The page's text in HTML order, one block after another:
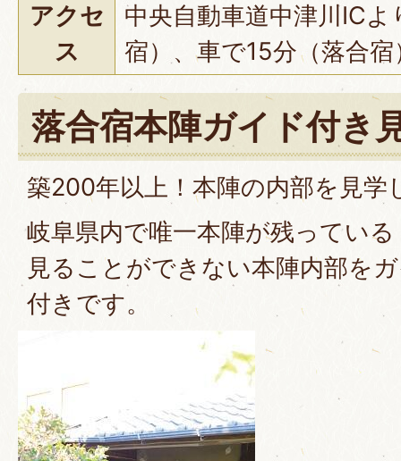
アクセ
ス
中央自動車道中津川IC
宿）、車で15分（落合宿
落合宿本陣ガイド付き
築200年以上！本陣の内部を見学
岐阜県内で唯一本陣が残ってい
見ることができない本陣内部を
付きです。